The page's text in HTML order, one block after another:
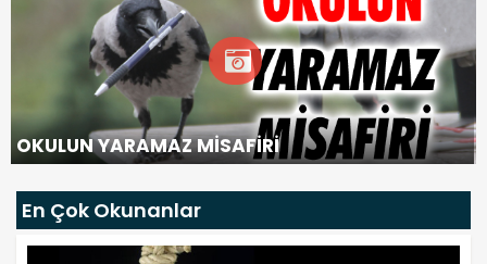
OKULUN YARAMAZ MİSAFİRİ
En Çok Okunanlar